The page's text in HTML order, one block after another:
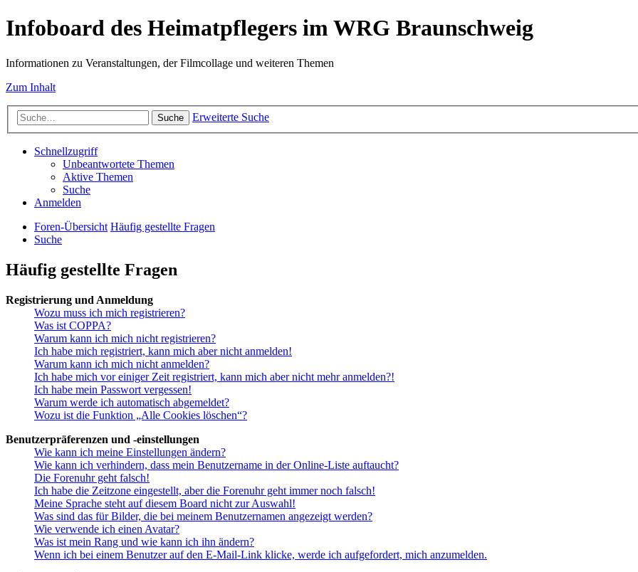
Infoboard des Heimatpflegers im WRG Braunschweig
Informationen zu Veranstaltungen, der Filmcollage und weiteren Themen
Zum Inhalt
Suche Erweiterte Suche
Schnellzugriff
Unbeantwortete Themen
Aktive Themen
Suche
Anmelden
Foren-Übersicht Häufig gestellte Fragen
Suche
Häufig gestellte Fragen
Registrierung und Anmeldung
Wozu muss ich mich registrieren?
Was ist COPPA?
Warum kann ich mich nicht registrieren?
Ich habe mich registriert, kann mich aber nicht anmelden!
Warum kann ich mich nicht anmelden?
Ich habe mich vor einiger Zeit registriert, kann mich aber nicht mehr anmelden?!
Ich habe mein Passwort vergessen!
Warum werde ich automatisch abgemeldet?
Wozu ist die Funktion „Alle Cookies löschen“?
Benutzerpräferenzen und -einstellungen
Wie kann ich meine Einstellungen ändern?
Wie kann ich verhindern, dass mein Benutzername in der Online-Liste auftaucht?
Die Forenuhr geht falsch!
Ich habe die Zeitzone eingestellt, aber die Forenuhr geht immer noch falsch!
Meine Sprache steht auf diesem Board nicht zur Auswahl!
Was sind das für Bilder, die bei meinem Benutzernamen angezeigt werden?
Wie verwende ich einen Avatar?
Was ist mein Rang und wie kann ich ihn ändern?
Wenn ich bei einem Benutzer auf den E-Mail-Link klicke, werde ich aufgefordert, mich anzumelden.